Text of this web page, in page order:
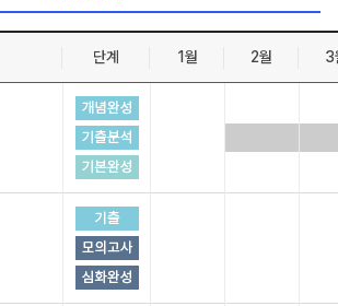
단계 1월 2월 3